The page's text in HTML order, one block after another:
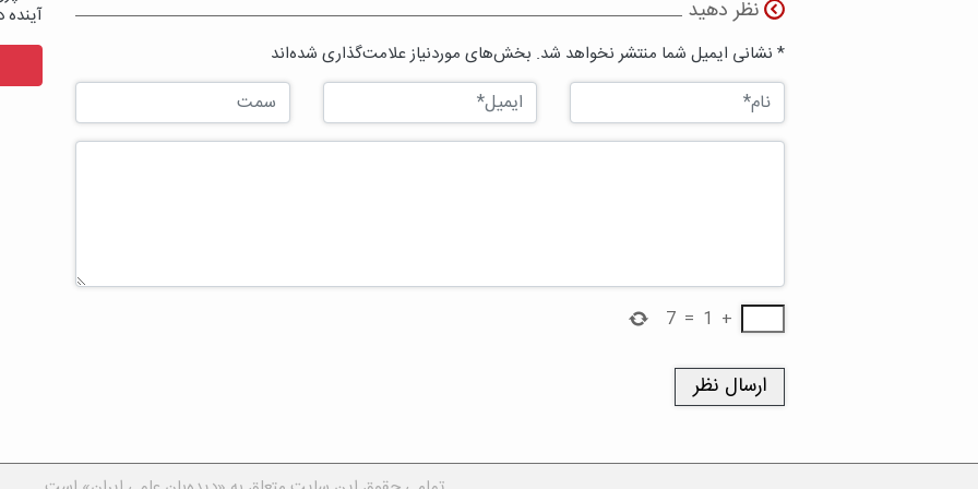
نظر دهید
* نشانی ایمیل شما منتشر نخواهد شد. بخش‌های موردنیاز علامت‌گذاری شده‌اند
+
1
=
7
آینده